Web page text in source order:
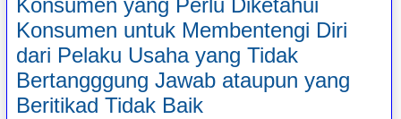
Konsumen yang Perlu Diketahui
Konsumen untuk Membentengi Diri
dari Pelaku Usaha yang Tidak
Bertangggung Jawab ataupun yang
Beritikad Tidak Baik